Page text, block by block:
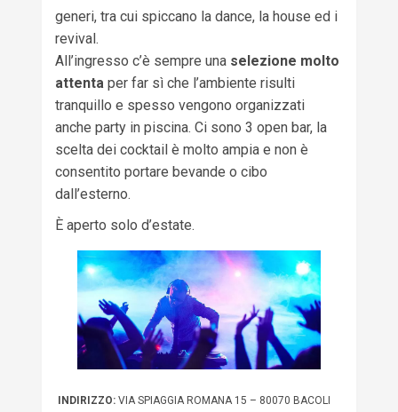
generi, tra cui spiccano la dance, la house ed i
revival.
All’ingresso c’è sempre una selezione molto
attentaper far sì che l’ambiente risulti
tranquillo e spesso vengono organizzati
anche party in piscina. Ci sono 3 open bar, la
scelta dei cocktail è molto ampia e non è
consentito portare bevande o cibo
dall’esterno.
È aperto solo d’estate.
INDIRIZZO:VIA SPIAGGIA ROMANA 15 – 80070 BACOLI